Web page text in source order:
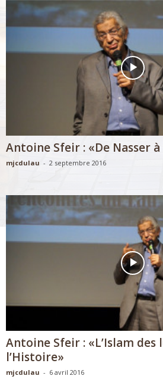
Antoine Sfeir : «De Nasser à
mjcdulau - 2 septembre 2016
Antoine Sfeir : «L’Islam des
l’Histoire»
mjcdulau - 6 avril 2016